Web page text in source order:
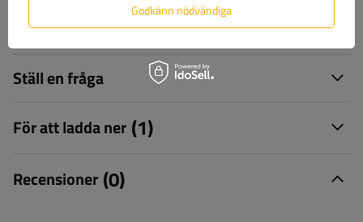
Leverans
Ställ en fråga
För att ladda ner (1)
Recensioner (0)
Godkänn nödvändiga